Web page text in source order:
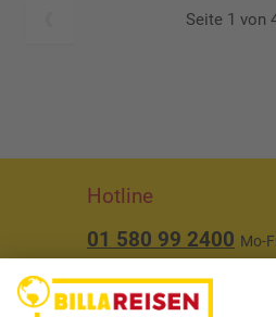
Seite 1 von
Hotline
01 580 99 2400 Mo-